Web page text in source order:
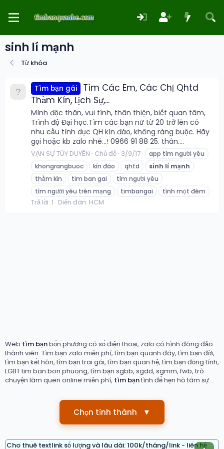
sinh lí mạnh
Từ khóa
Tìm bạn gái
Tìm Các Em, Các Chị Qhtd
Thầm Kín, Lịch Sự,...
Mình độc thân, vui tính, thân thiện, biết quan tâm,
Trình độ Đại học.Tìm các bạn nữ từ 20 trở lên có
nhu cầu tình dục QH kín đáo, không ràng buộc. Hãy
gọi hoặc kb zalo nhé...! 0966 91 88 25. thân....
VẠN SỰ TÙY DUYÊN Chủ đề 3/9/17
app tìm người yêu
khongrangbuoc
kín đáo qhtd sinh lí mạnh
thầm kín
tim ban gai
tìm người yêu
tìm người yêu trên mạng
timbangai tình một đêm
Trả lời: 1 Diễn đàn: HCM
Web tìm bạnbốn phương có số điện thoại, zalo có hình đông đảo
thành viên. Tìm bạn zalo miễn phí, tìm bạn quanh đây, tìm bạn đời,
tìm bạn kết hôn, tìm bạn trai gái, tìm bạn quan hệ, tìm bạn đồng tính,
LGBT tim ban bon phuong, tìm bạn sgbb, sgdd, sgmm, fwb, trò
chuyện làm quen online miễn phí, tìm bạntình để hẹn hò tâm sự...
Chọn tỉnh thành ▼
Cho thuê textlink số lượng và lâu dài: 100k/tháng/link - liên hệ